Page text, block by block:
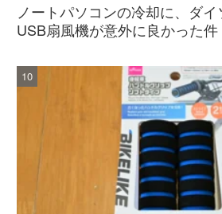
ノートパソコンの冷却に、ダ
USB扇風機が意外に良かった件